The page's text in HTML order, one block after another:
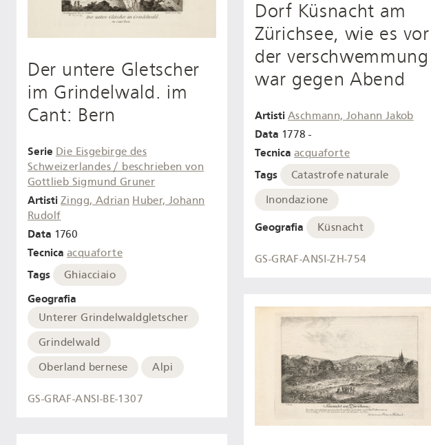
Der untere Gletscher
im Grindelwald. im
Cant: Bern
Serie Die Eisgebirge des
Schweizerlandes / beschrieben von
Gottlieb Sigmund Gruner
Artisti Zingg, Adrian Huber, Johann
Rudolf
Data 1760
Tecnica acquaforte
Tags Ghiacciaio
Geografia
Unterer Grindelwaldgletscher
Grindelwald
Oberland bernese
Alpi
GS-GRAF-ANSI-BE-1307
Dorf Küsnacht am
Zürichsee, wie es vor
der verschwemmung
war gegen Abend
Artisti Aschmann, Johann Jakob
Data 1778 -
Tecnica acquaforte
Tags
Catastrofe naturale
Inondazione
Geografia Küsnacht
GS-GRAF-ANSI-ZH-754